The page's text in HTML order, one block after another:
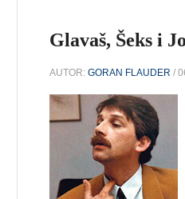
Glavaš, Šeks i
AUTOR:GORAN FLAUDER /